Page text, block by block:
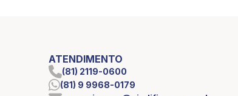
ATENDIMENTO
(81) 2119-0600
(81) 9 9968-0179